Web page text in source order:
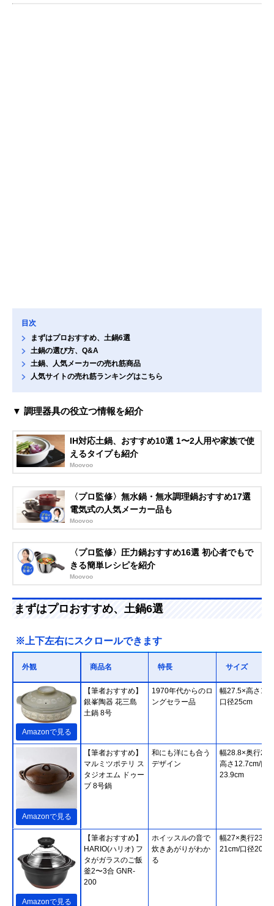
目次
まずはプロおすすめ、土鍋6選
土鍋の選び方、Q&A
土鍋、人気メーカーの売れ筋商品
人気サイトの売れ筋ランキングはこちら
▼ 調理器具の役立つ情報を紹介
IH対応土鍋、おすすめ10選 1〜2人用や家族で使
えるタイプも紹介
Moovoo
〈プロ監修〉無水鍋・無水調理鍋おすすめ17選
電気式の人気メーカー品も
Moovoo
〈プロ監修〉圧力鍋おすすめ16選 初心者でもで
きる簡単レシピを紹介
Moovoo
まずはプロおすすめ、土鍋6選
※上下左右にスクロールできます
外観 商品名 特長 サイズ
Amazonで見る
【筆者おすすめ】
銀峯陶器 花三島
土鍋 8号
1970年代からのロ
ングセラー品
幅27.5×高さ
口径25cm
Amazonで見る
【筆者おすすめ】
マルミツポテリ ス
タジオエム ドゥー
ブ 8号鍋
和にも洋にも合う
デザイン
幅28.8×奥行
高さ12.7cm/口
23.9cm
Amazonで見る
【筆者おすすめ】
HARIO(ハリオ) フ
タがガラスのご飯
釜2〜3合 GNR-
200
ホイッスルの音で
炊きあがりがわか
る
幅27×奥行23×高
21cm/口径20cm